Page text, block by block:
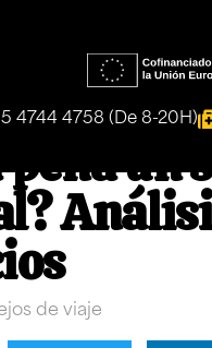
4744 4758 (De 8-20H)
pena un
de viaje